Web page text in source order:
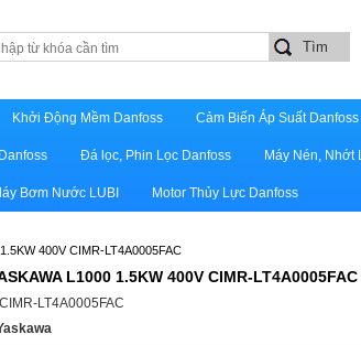
Khởi Động Mềm Danfoss Cảm Biến Áp Suất Danfoss
Đá lọc, Phin Lọc Danfoss Máy Nén, Nhớt
Bơm Nước LUBI Motor Thủy Lực Danfoss
400V CIMR-LT4A0005FAC
L1000 1.5KW 400V CIMR-LT4A0005FAC
LT4A0005FAC